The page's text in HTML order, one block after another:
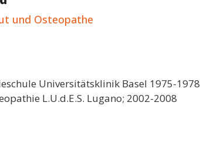
und Osteopathe
Universitätsklinik Basel 1975-1978
L.U.d.E.S. Lugano; 2002-2008